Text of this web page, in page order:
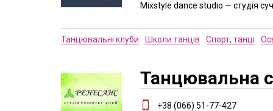
Mixstyle dance studio — студія
Танцювальні клуби Школи танців Спорт, танці
Танцювальна
+38 (066) 51-77-427